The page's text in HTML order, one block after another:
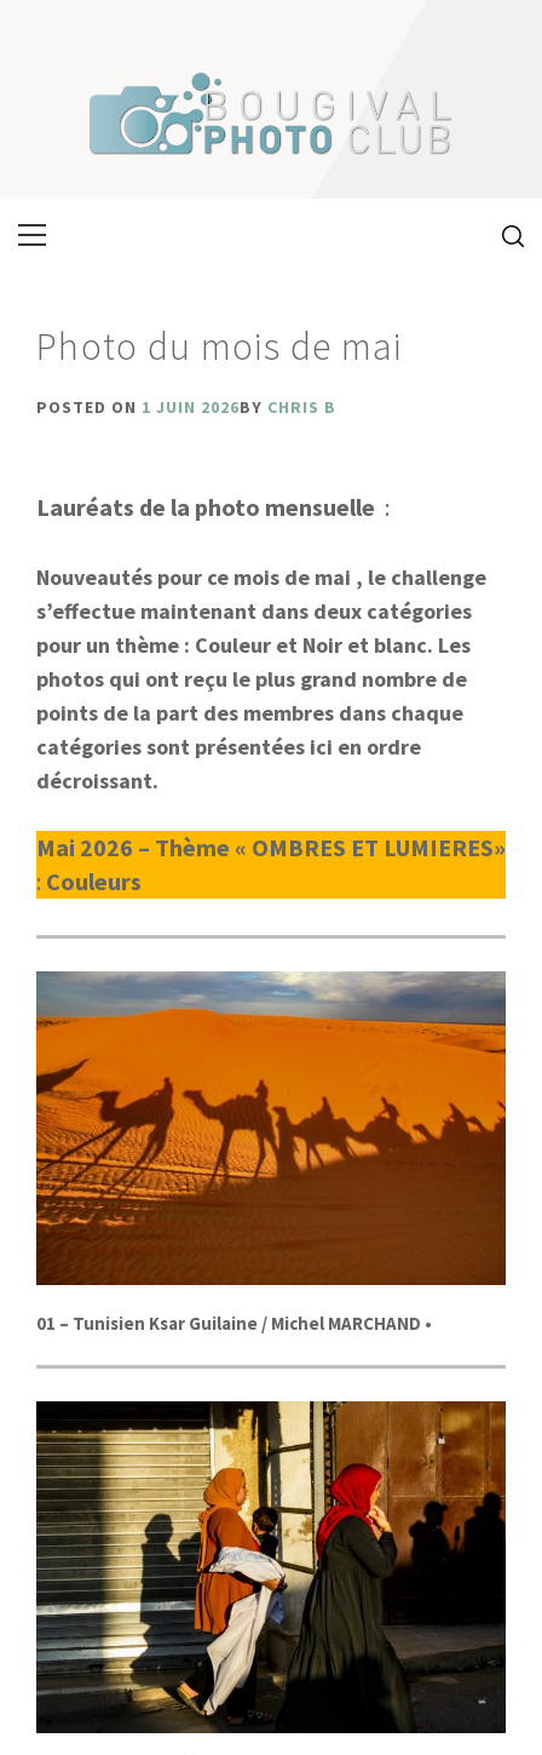
Primary
Photo du mois de mai
POSTED ON 1 JUIN 2026BY CHRIS B
Lauréats de la photo mensuelle :
Nouveautés pour ce mois de mai , le challenge
s’effectue maintenant dans deux catégories
pour un thème : Couleur et Noir et blanc. Les
photos qui ont reçu le plus grand nombre de
points de la part des membres dans chaque
catégories sont présentées ici en ordre
décroissant.
Mai 2026 – Thème « OMBRES ET LUMIERES»
: Couleurs
01 – Tunisien Ksar Guilaine / Michel MARCHAND •